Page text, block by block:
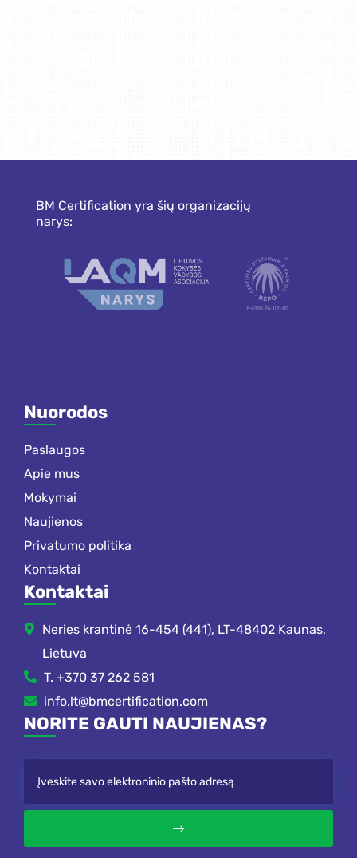
BM Certification yra šių organizacijų
narys:
Nuorodos
Paslaugos
Apie mus
Mokymai
Naujienos
Privatumo politika
Kontaktai
Kontaktai
Neries krantinė 16-454 (441), LT-48402 Kaunas,
Lietuva
T. +370 37 262 581
info.lt@bmcertification.com
NORITE GAUTI NAUJIENAS?